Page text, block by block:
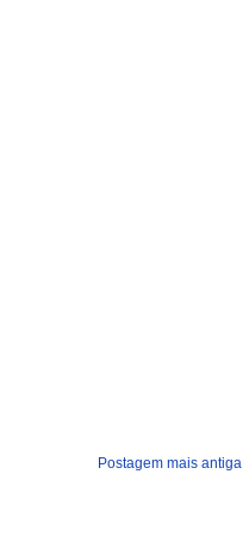
Postagem mais antiga